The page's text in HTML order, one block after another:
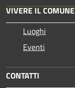
VIVERE IL COMUNE
Luoghi
Eventi
CONTATTI